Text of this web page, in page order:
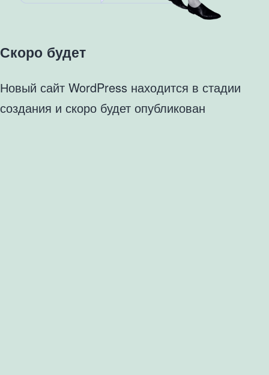
Скоро будет
Новый сайт WordPress находится в стадии
создания и скоро будет опубликован